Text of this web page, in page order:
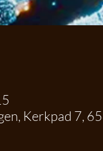
Kerkpad 7,